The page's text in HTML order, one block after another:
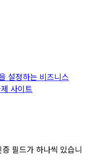
설정하는 비즈니스
사이트
필드가 하나씩 있습니